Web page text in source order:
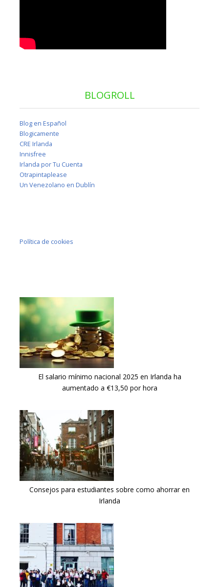
BLOGROLL
Blog en Español
Blogicamente
CRE Irlanda
Innisfree
Irlanda por Tu Cuenta
Otrapintaplease
Un Venezolano en Dublín
Política de cookies
El salario mínimo nacional 2025 en Irlanda ha
aumentado a €13,50 por hora
Consejos para estudiantes sobre como ahorrar en
Irlanda